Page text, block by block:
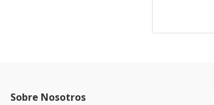
Sobre Nosotros